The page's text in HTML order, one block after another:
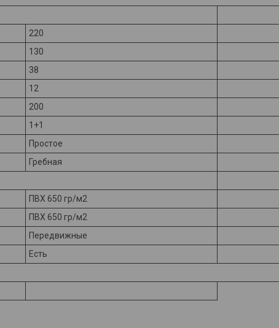
220
130
38
12
200
1+1
Простое
Гребная
ПВХ 650 гр/м2
ПВХ 650 гр/м2
Передвижные
Есть